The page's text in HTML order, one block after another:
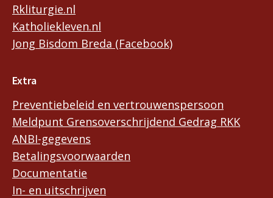
Rkliturgie.nl
Katholiekleven.nl
Jong Bisdom Breda (Facebook)
Extra
Preventiebeleid en vertrouwenspersoon
Meldpunt Grensoverschrijdend Gedrag RKK
ANBI-gegevens
Betalingsvoorwaarden
Documentatie
In- en uitschrijven